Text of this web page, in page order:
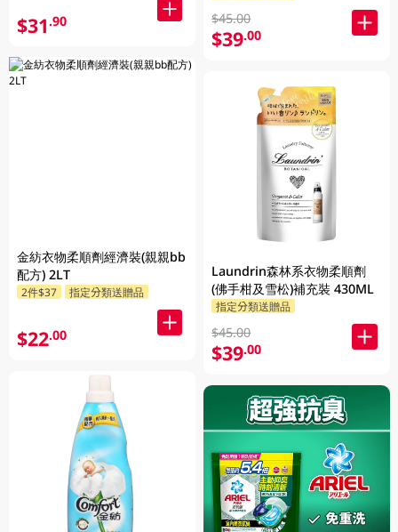
$31.90
金紡衣物柔順劑經濟裝(親親bb
配方) 2LT
2件$37 指定分類送贈品
$22.00
$45.00
$39.00
Laundrin森林系衣物柔順劑
(佛手柑及雪松)補充裝 430ML
指定分類送贈品
$45.00
$39.00